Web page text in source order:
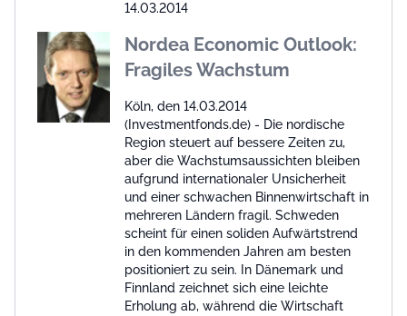
14.03.2014
Nordea Economic Outlook:
Fragiles Wachstum
Köln, den 14.03.2014
(Investmentfonds.de) - Die nordische
Region steuert auf bessere Zeiten zu,
aber die Wachstumsaussichten bleiben
aufgrund internationaler Unsicherheit
und einer schwachen Binnenwirtschaft in
mehreren Ländern fragil. Schweden
scheint für einen soliden Aufwärtstrend
in den kommenden Jahren am besten
positioniert zu sein. In Dänemark und
Finnland zeichnet sich eine leichte
Erholung ab, während die Wirtschaft